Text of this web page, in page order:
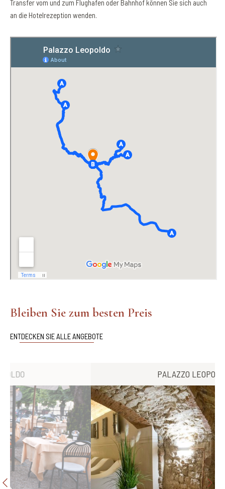
Transfer vom und zum Flughafen oder Bahnhof können Sie sich auch
an die Hotelrezeption wenden.
Bleiben Sie zum besten Preis
ENTDECKEN SIE ALLE ANGEBOTE